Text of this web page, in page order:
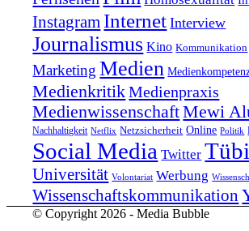
Instagram Internet Interview
Journalismus Kino Kommunikation
Marketing Medien
Medienkritik Medienpraxis
MedienwissenschaftMewi
Nachhaltigkeit Netflix Netzsicherheit Online Politik
Social Media Twitter
Universität Volontariat Werbung
Wissenschaftskommunikation
© Copyright 2026 - Media Bubble